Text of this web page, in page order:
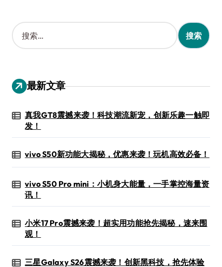
搜
索
：
最新文章
真我GT8震撼来袭！科技潮流新宠，创新乐趣一触即
发！
vivo S50新功能大揭秘，优惠来袭！玩机高效必备！
vivo S50 Pro mini：小机身大能量，一手掌控海量资
讯！
小米17 Pro震撼来袭！超实用功能抢先揭秘，速来围
观！
三星Galaxy S26震撼来袭！创新黑科技，抢先体验